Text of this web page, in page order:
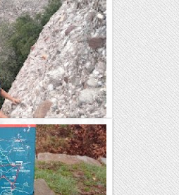
de Sant Benet.
una pedra de primera
2013 es trobava
una escalada de...